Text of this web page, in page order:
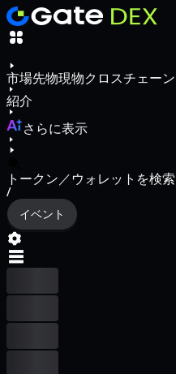
市場先物現物クロスチェー
紹介
さらに表示
トークン／ウォレットを検索
/
イベント